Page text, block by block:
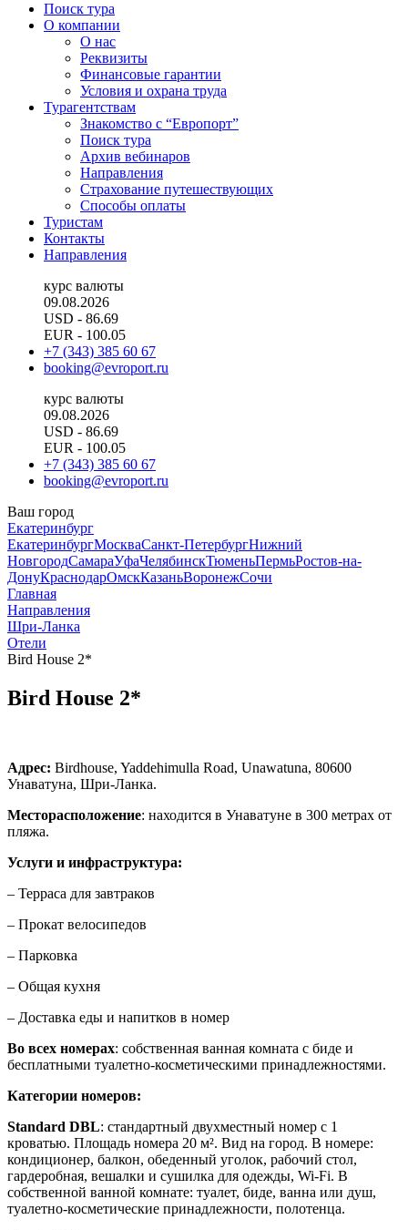
Поиск тура
О компании
О нас
Реквизиты
Финансовые гарантии
Условия и охрана труда
Турагентствам
Знакомство с “Европорт”
Поиск тура
Архив вебинаров
Направления
Страхование путешествующих
Способы оплаты
Туристам
Контакты
Направления
курс валюты
09.08.2026
USD - 86.69
EUR - 100.05
+7 (343) 385 60 67
booking@evroport.ru
курс валюты
09.08.2026
USD - 86.69
EUR - 100.05
+7 (343) 385 60 67
booking@evroport.ru
Ваш город
Екатеринбург
ЕкатеринбургМоскваСанкт-ПетербургНижний
НовгородСамараУфаЧелябинскТюменьПермьРостов-на-
ДонуКраснодарОмскКазаньВоронежСочи
Главная
Направления
Шри-Ланка
Отели
Bird House 2*
Bird House 2*
Адрес: Birdhouse, Yaddehimulla Road, Unawatuna, 80600
Унаватуна, Шри-Ланка.
Месторасположение: находится в Унаватуне в 300 метрах от
пляжа.
Услуги и инфраструктура:
– Терраса для завтраков
– Прокат велосипедов
– Парковка
– Общая кухня
– Доставка еды и напитков в номер
Во всех номерах: собственная ванная комната с биде и
бесплатными туалетно-косметическими принадлежностями.
Категории номеров:
Standard DBL: стандартный двухместный номер с 1
кроватью. Площадь номера 20 м². Вид на город. В номере:
кондиционер, балкон, обеденный уголок, рабочий стол,
гардеробная, вешалки и сушилка для одежды, Wi-Fi. В
собственной ванной комнате: туалет, биде, ванна или душ,
туалетно-косметические принадлежности, полотенца.